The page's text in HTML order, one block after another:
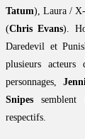
Tatum), Laura /
(Chris Evans).
Daredevil et
plusieurs
personnages,
Snipes semblent
respectifs.